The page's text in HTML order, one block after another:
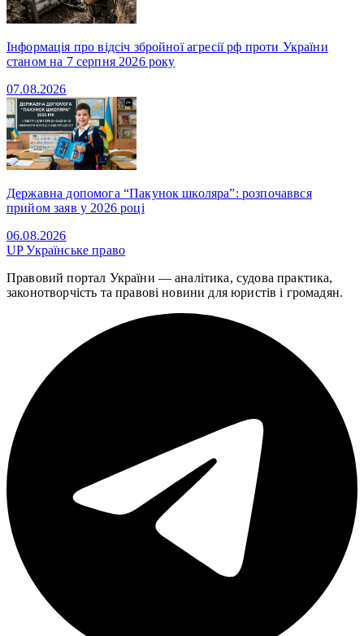
Інформація про відсіч збройної агресії рф проти України
станом на 7 серпня 2026 року
07.08.2026
Державна допомога “Пакунок школяра”: розпочаввся
прийом заяв у 2026 році
06.08.2026
UPУкраїнське право
Правовий портал України — аналітика, судова практика,
законотворчість та правові новини для юристів і громадян.